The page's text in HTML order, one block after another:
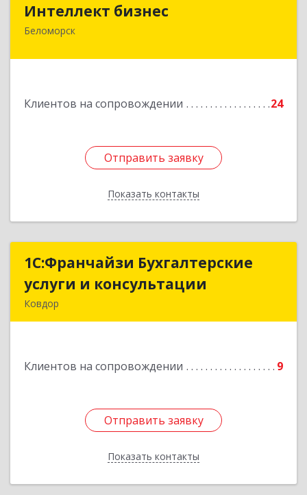
Интеллект бизнес
Беломорск
Клиентов на сопровождении 24
Отправить заявку
Показать контакты
Отправить заявку
Назад
1С:Франчайзи Бухгалтерские
услуги и консультации
Ковдор
Клиентов на сопровождении 9
Отправить заявку
Показать контакты
1С:Франчайзи Бухгалтерские
услуги и консультации
Отправить заявку
Назад